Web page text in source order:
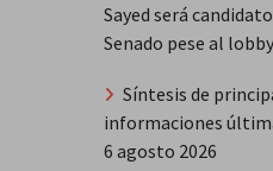
Sayed será
Senado pese al
Síntesis de
informaciones
6 agosto 2026